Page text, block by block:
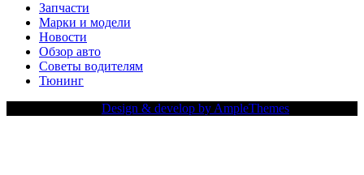
Запчасти
Марки и модели
Новости
Обзор авто
Советы водителям
Тюнинг
Design & develop by AmpleThemes